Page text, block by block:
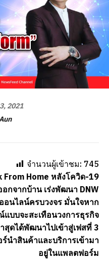
2021
จำนวนผู้เข้าชม: 745
From Home หลังโควิด-19
กจากบ้าน เร่งพัฒนา DNW
อนไลน์ครบวงจร มั่นใจหาก
บบจะสะเทือนวงการธุรกิจ
สุดได้พัฒนาไปเข้าสู่เฟสที่ 3
นำสินค้าและบริการเข้ามา
อยู่ในแพลตฟอร์ม